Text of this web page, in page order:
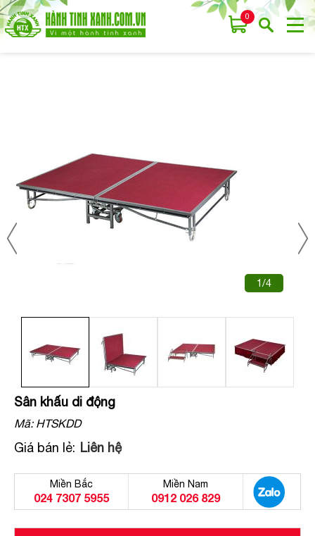
0
1/4
Sân khấu di động
Mã:HTSKDD
Giá bán lẻ: Liên hệ
Miền Bắc
024 7307 5955
Miền Nam
0912 026 829